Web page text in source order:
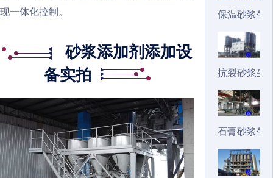
现一体化控制。
砂浆添加剂添加设
备实拍
保温砂浆生
抗裂砂浆生
石膏砂浆生